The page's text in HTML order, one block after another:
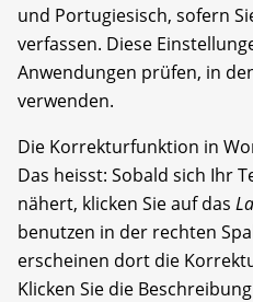
und Portugiesisch, sofern
verfassen. Diese
Anwendungen prüfen, in
verwenden.
Die Korrekturfunktion in
Das heisst: Sobald sich Ihr
nähert, klicken Sie auf das
benutzen in der rechten
erscheinen dort die
Klicken Sie die